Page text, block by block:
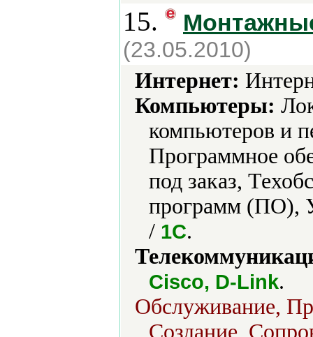
15.
(23.05.2010)
Интернет:
Компьютеры:
компьютеров и
Программное
под заказ,
программ (ПО),
/ 1С.
Cisco, D-Link.
Обслуживание,
Создание,